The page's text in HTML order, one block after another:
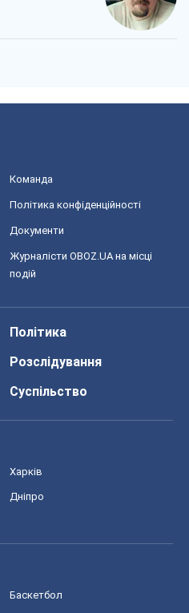
Команда
Політика конфіденційності
Документи
Журналісти OBOZ.UA на місці
подій
Політика
Розслідування
Суспільство
Харків
Дніпро
Баскетбол